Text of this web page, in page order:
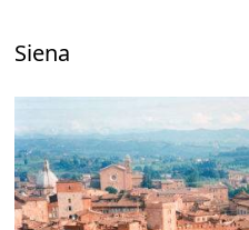
Siena